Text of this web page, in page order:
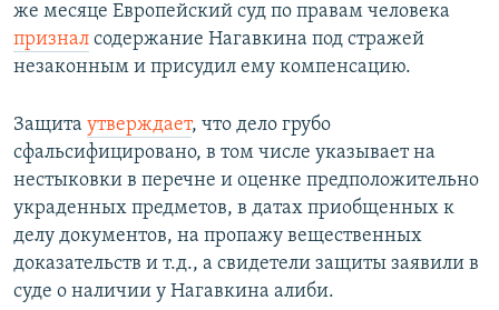
же месяце Европейский суд по правам человека
признал содержание Нагавкина под стражей
незаконным и присудил ему компенсацию.
Защита утверждает, что дело грубо
сфальсифицировано, в том числе указывает на
нестыковки в перечне и оценке предположительно
украденных предметов, в датах приобщенных к
делу документов, на пропажу вещественных
доказательств и т.д., а свидетели защиты заявили в
суде о наличии у Нагавкина алиби.